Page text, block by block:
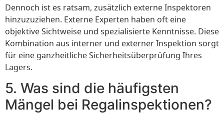
Dennoch ist es ratsam, zusätzlich externe Inspektoren
hinzuzuziehen. Externe Experten haben oft eine
objektive Sichtweise und spezialisierte Kenntnisse. Diese
Kombination aus interner und externer Inspektion sorgt
für eine ganzheitliche Sicherheitsüberprüfung Ihres
Lagers.
5. Was sind die häufigsten
Mängel bei Regalinspektionen?